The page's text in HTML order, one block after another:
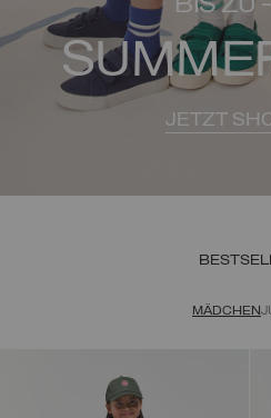
BIS ZU
JETZT
MÄDCHEN